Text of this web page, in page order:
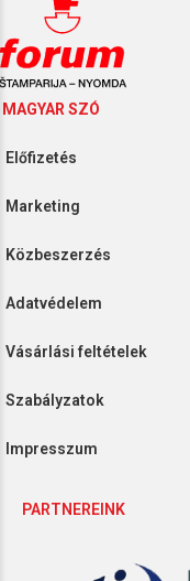
MAGYAR SZÓ
feltételek
PARTNEREINK